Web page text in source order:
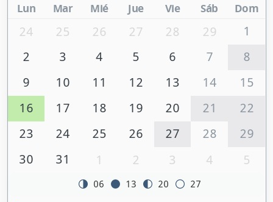
Lun Mar Mié Jue Vie Sáb Dom
24 25 26 27 28 29
1
2
3 4 5 6 7
8
9
10 11 12 13 14
15
16
17 18 19 20 21
22
23
24 25 26 27 28
29
30
31 1 2 3 4 5
06 13 20 27